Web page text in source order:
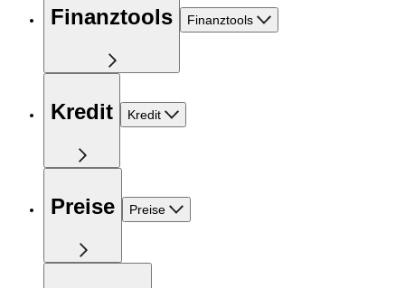
Finanztools Finanztools
Kredit Kredit
Preise Preise